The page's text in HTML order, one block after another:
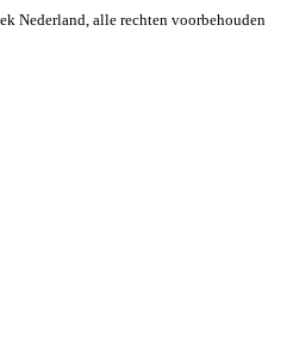
Nederland, alle rechten voorbehouden